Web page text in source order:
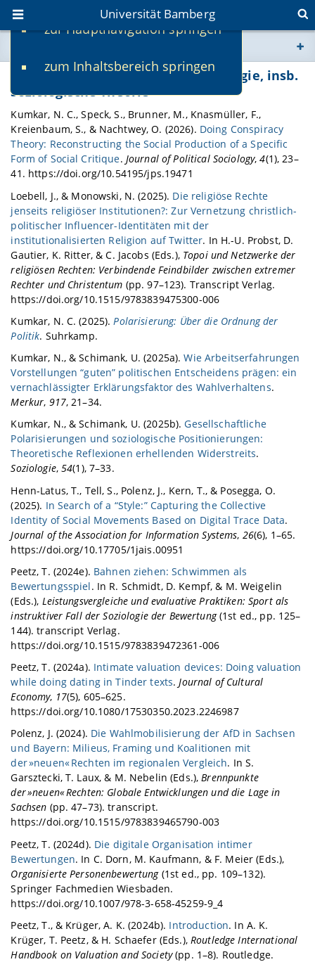
zur Hauptnavigation springen
zum Inhaltsbereich springen
Universität Bamberg
www.uni-bamberg.de
univis.uni-bamberg.de
fis.uni-bamberg.de
Publikationen Lehrstuhl für Soziologie, insb.
soziologische Theorie
Kumkar, N. C., Speck, S., Brunner, M., Knasmüller, F.,
Kreienbaum, S., & Nachtwey, O. (2026). Doing Conspiracy
Theory: Reconstructing the Social Production of a Specific
Form of Social Critique. Journal of Political Sociology,4(1), 23–
41. https://doi.org/10.54195/jps.19471
Loebell, J., & Monowski, N. (2025). Die religiöse Rechte
jenseits religiöser Institutionen?: Zur Vernetzung christlich-
politischer Influencer-Identitäten mit der
institutionalisierten Religion auf Twitter. In H.-U. Probst, D.
Gautier, K. Ritter, & C. Jacobs (Eds.), Topoi und Netzwerke der
religiösen Rechten: Verbindende Feindbilder zwischen extremer
Rechter und Christentum (pp. 97–123). Transcript Verlag.
https://doi.org/10.1515/9783839475300-006
Kumkar, N. C. (2025).Polarisierung: Über die Ordnung der
Politik. Suhrkamp.
Kumkar, N., & Schimank, U. (2025a).Wie Arbeitserfahrungen
Vorstellungen “guten” politischen Entscheidens prägen: ein
vernachlässigter Erklärungsfaktor des Wahlverhaltens.
Merkur, 917, 21–34.
Kumkar, N., & Schimank, U. (2025b).Gesellschaftliche
Polarisierungen und soziologische Positionierungen:
Theoretische Reflexionen erhellenden Widerstreits.
Soziologie,54(1), 7–33.
Henn-Latus, T., Tell, S., Polenz, J., Kern, T., & Posegga, O.
(2025). In Search of a “Style:” Capturing the Collective
Identity of Social Movements Based on Digital Trace Data.
Journal of the Association for Information Systems, 26(6), 1–65.
https://doi.org/10.17705/1jais.00951
Peetz, T. (2024e). Bahnen ziehen: Schwimmen als
Bewertungsspiel. In R. Schmidt, D. Kempf, & M. Weigelin
(Eds.), Leistungsvergleiche und evaluative Praktiken: Sport als
instruktiver Fall der Soziologie der Bewertung(1st ed., pp. 125–
144). transcript Verlag.
https://doi.org/10.1515/9783839472361-006
Peetz, T. (2024a). Intimate valuation devices: Doing valuation
while doing dating in Tinder texts.Journal of Cultural
Economy, 17(5), 605–625.
https://doi.org/10.1080/17530350.2023.2246987
Polenz, J. (2024). Die Wahlmobilisierung der AfD in Sachsen
und Bayern: Milieus, Framing und Koalitionen mit
der »neuen« Rechten im regionalen Vergleich. In S.
Garsztecki, T. Laux, & M. Nebelin (Eds.),Brennpunkte
der »neuen« Rechten: Globale Entwicklungen und die Lage in
Sachsen (pp. 47–73). transcript.
https://doi.org/10.1515/9783839465790-003
Peetz, T. (2024d). Die digitale Organisation intimer
Bewertungen. In C. Dorn, M. Kaufmann, & F. Meier (Eds.),
Organisierte Personenbewertung(1st ed., pp. 109–132).
Springer Fachmedien Wiesbaden.
https://doi.org/10.1007/978-3-658-45259-9_4
Peetz, T., & Krüger, A. K. (2024b). Introduction. In A. K.
Krüger, T. Peetz, & H. Schaefer (Eds.), Routledge International
Handbook on Valuation and Society(pp. 1–8). Routledge.